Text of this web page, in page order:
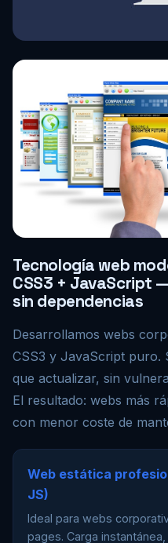
Tecnología web
CSS3 + JavaScript
sin dependencias
Desarrollamos webs
CSS3 y JavaScript puro.
que actualizar, sin
El resultado: webs más
con menor coste de
Web estática
JS)
Ideal para webs
pages. Carga